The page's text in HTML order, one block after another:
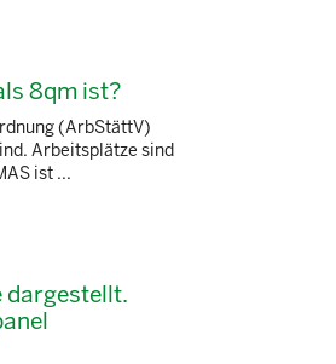
8qm ist?
(ArbStättV)
Arbeitsplätze sind
ist ...
dargestellt.